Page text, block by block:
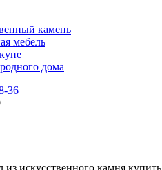
камень
мебель
дома
36
из искусственного камня купить